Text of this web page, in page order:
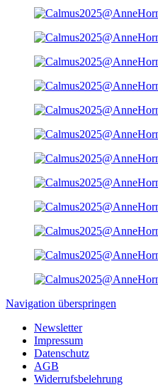
Navigation überspringen
Newsletter
Impressum
Datenschutz
AGB
Widerrufsbelehrung